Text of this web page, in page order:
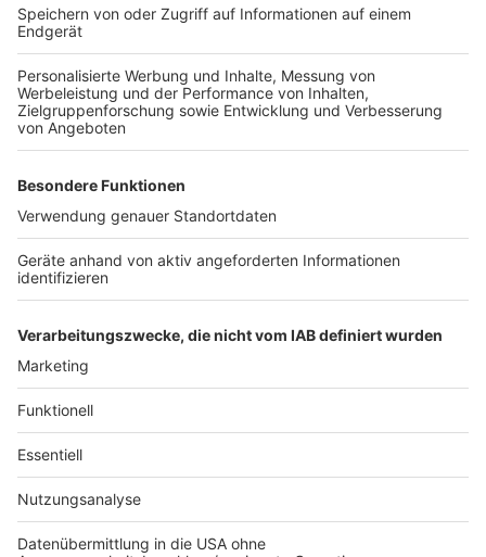
Plastikflaschen, die verwittern oder stammen von
Kläranlagen oder Industriebetrieben, die Plastik
Wasser die Partikel beim Fressen aufnehmen – und am
Ende auch wir Menschen beim Verzehr von Fischen
und Schalentieren. Ob das aber wirklich schädlich für
umfassend geklärt. Wo die Umweltschützer wie viel
Mikroplastik im Rhein gefunden haben, wollen sie
vermutlich Ende des Monats veröffentlichen. Das
Schiff von Greenpeace war Anfang der Woche in
Duisburg gestartet und fährt in den nächsten Tagen
noch bis Koblenz.
Anzeige
Anzeige